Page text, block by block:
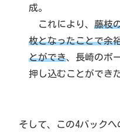
成。
これにより、藤枝
枚となったことで余
とができ、長崎のボ
押し込むことができた
そして、この4バックへ